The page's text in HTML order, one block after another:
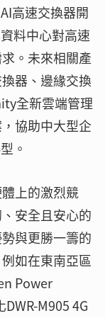
高速交換器開
料中心對高速
。未來相關產
器、邊緣交換
全新雲端管理
協助中大型企
。
上的激烈競
安全且安心的
與更勝一籌的
如在東南亞區
Power
M905 4G